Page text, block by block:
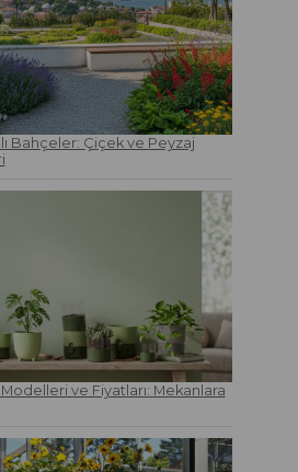
Bahçeler: Çiçek ve Peyzaj
ve Fiyatları: Mekanlara